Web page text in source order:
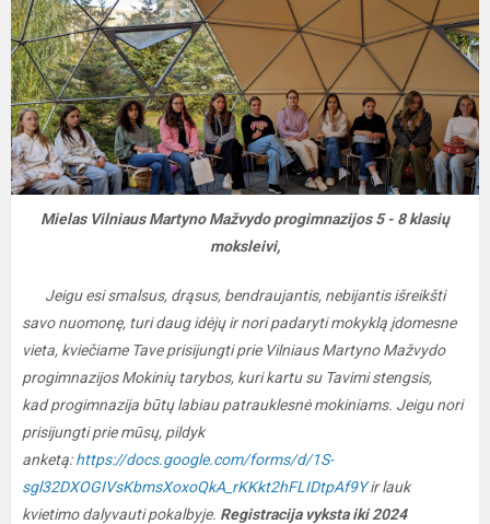
Mielas Vilniaus Martyno Mažvydo progimnazijos 5 - 8 klasių
moksleivi,
Jeigu esi smalsus, drąsus, bendraujantis, nebijantis išreikšti
savo nuomonę, turi daug idėjų ir nori padaryti mokyklą įdomesne
vieta, kviečiame Tave prisijungti prie Vilniaus Martyno Mažvydo
progimnazijos Mokinių tarybos, kuri kartu su Tavimi stengsis,
kad progimnazija būtų labiau patrauklesnė mokiniams. Jeigu nori
prisijungti prie mūsų, pildyk
anketą:https://docs.google.com/forms/d/1S-
sgl32DXOGIVsKbmsXoxoQkA_rKKkt2hFLIDtpAf9Y ir lauk
kvietimo dalyvauti pokalbyje. Registracija vyksta iki 2024